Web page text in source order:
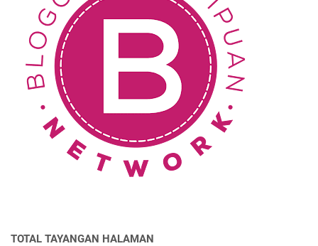
TOTAL TAYANGAN HALAMAN